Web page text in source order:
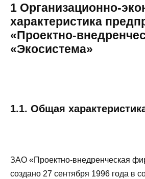
1 Организационно-
характеристика
«Проектно-
«Экосистема»
1.1. Общая
ЗАО «Проектно-внедренческая
создано 27 сентября 1996 года в